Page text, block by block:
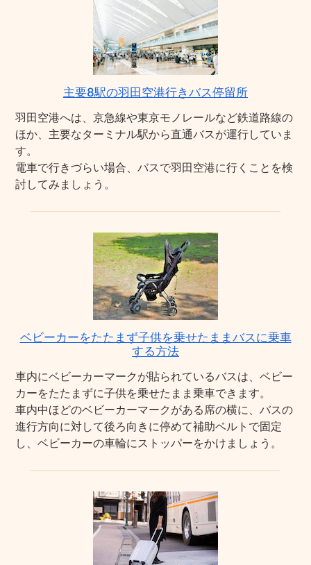
主要8駅の羽田空港行きバス停留所
羽田空港へは、京急線や東京モノレールなど鉄道路線の
ほか、主要なターミナル駅から直通バスが運行していま
す。
電車で行きづらい場合、バスで羽田空港に行くことを検
討してみましょう。
ベビーカーをたたまず子供を乗せたままバスに乗車
する方法
車内にベビーカーマークが貼られているバスは、ベビー
カーをたたまずに子供を乗せたまま乗車できます。
車内中ほどのベビーカーマークがある席の横に、バスの
進行方向に対して後ろ向きに停めて補助ベルトで固定
し、ベビーカーの車輪にストッパーをかけましょう。